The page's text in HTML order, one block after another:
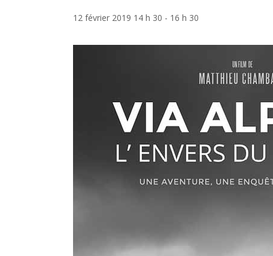
12 février 2019 14 h 30 - 16 h 30